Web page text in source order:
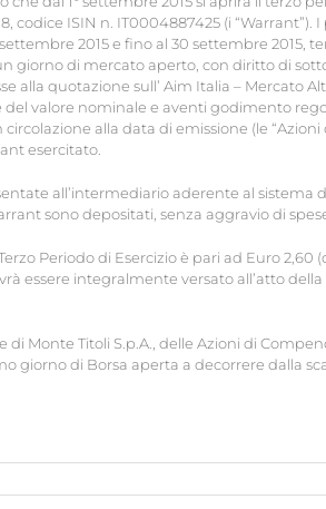
codice ISIN n. IT0004887425 (i
2015 e fino al 30 settembre 2015,
giorno di mercato aperto, con diritto di
alla quotazione sull’ Aim Italia – Mercato
del valore nominale e aventi godimento
alla data di emissione (le “Azioni
esercitato.
all’intermediario aderente al sistema
sono depositati, senza aggravio di
Periodo di Esercizio è pari ad Euro 2,60
essere integralmente versato all’atto
di Monte Titoli S.p.A., delle Azioni di
giorno di Borsa aperta a decorrere dalla